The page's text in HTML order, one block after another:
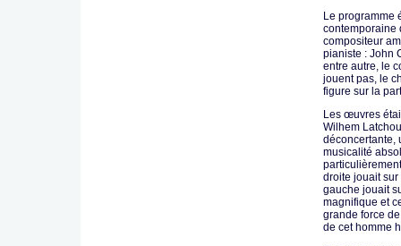
Le programme
contemporaine
compositeur
pianiste : John
entre autre, le
jouent pas, le
figure sur la
Les œuvres
Wilhem
déconcertante,
musicalité
droite jouait
gauche jouait
magnifique et
grande force
de cet homme